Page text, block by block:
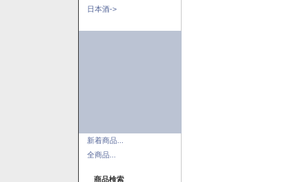
日本酒->
新着商品...
全商品...
商品検索